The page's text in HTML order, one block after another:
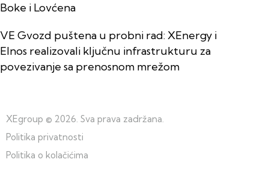
Boke i Lovćena
VE Gvozd puštena u probni rad: XEnergy i
Elnos realizovali ključnu infrastrukturu za
povezivanje sa prenosnom mrežom
XEgroup © 2026. Sva prava zadržana.
Politika privatnosti
Politika o kolačićima